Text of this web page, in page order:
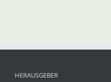
HERAUSGEBER